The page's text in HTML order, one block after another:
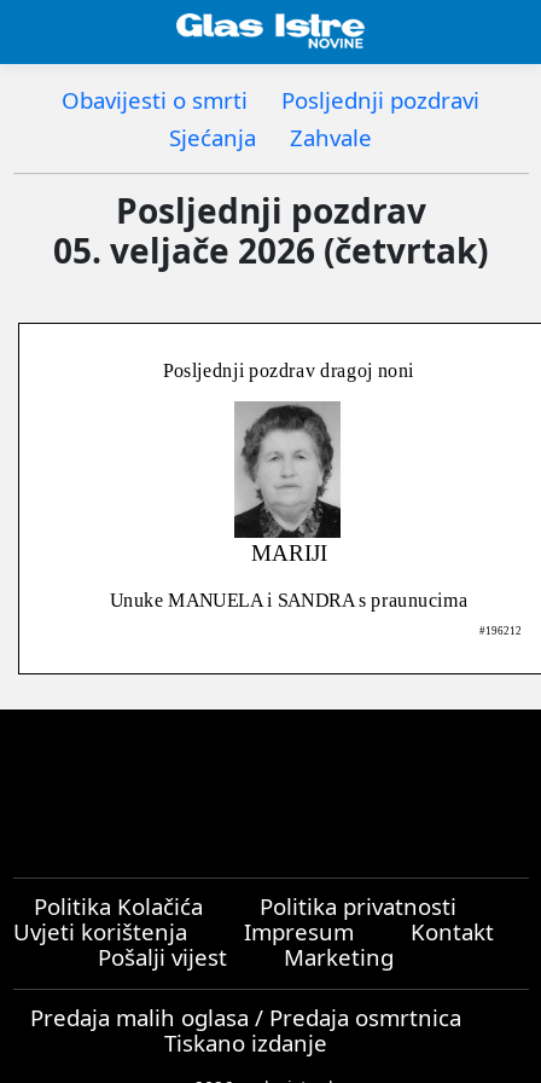
Obavijesti o smrti
Posljednji pozdravi
Sjećanja
Zahvale
Posljednji pozdrav
05. veljače 2026 (četvrtak)
Posljednji pozdrav dragoj noni
MARIJI
Unuke MANUELA i SANDRA s praunucima
#196212
Politika Kolačića
Politika privatnosti
Uvjeti korištenja
Impresum
Kontakt
Pošalji vijest
Marketing
Predaja malih oglasa / Predaja osmrtnica
Tiskano izdanje